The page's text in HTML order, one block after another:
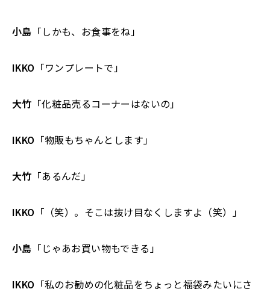
小島 「しかも、お食事をね」
IKKO 「ワンプレートで」
大竹 「化粧品売るコーナーはないの」
IKKO 「物販もちゃんとします」
大竹 「あるんだ」
IKKO 「（笑）。そこは抜け目なくしますよ（笑）」
小島 「じゃあお買い物もできる」
IKKO 「私のお勧めの化粧品をちょっと福袋みたいにさ